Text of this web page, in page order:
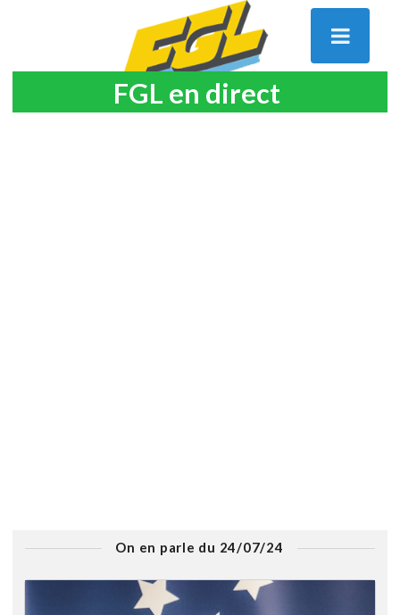
FGL en direct
On en parle du 24/07/24